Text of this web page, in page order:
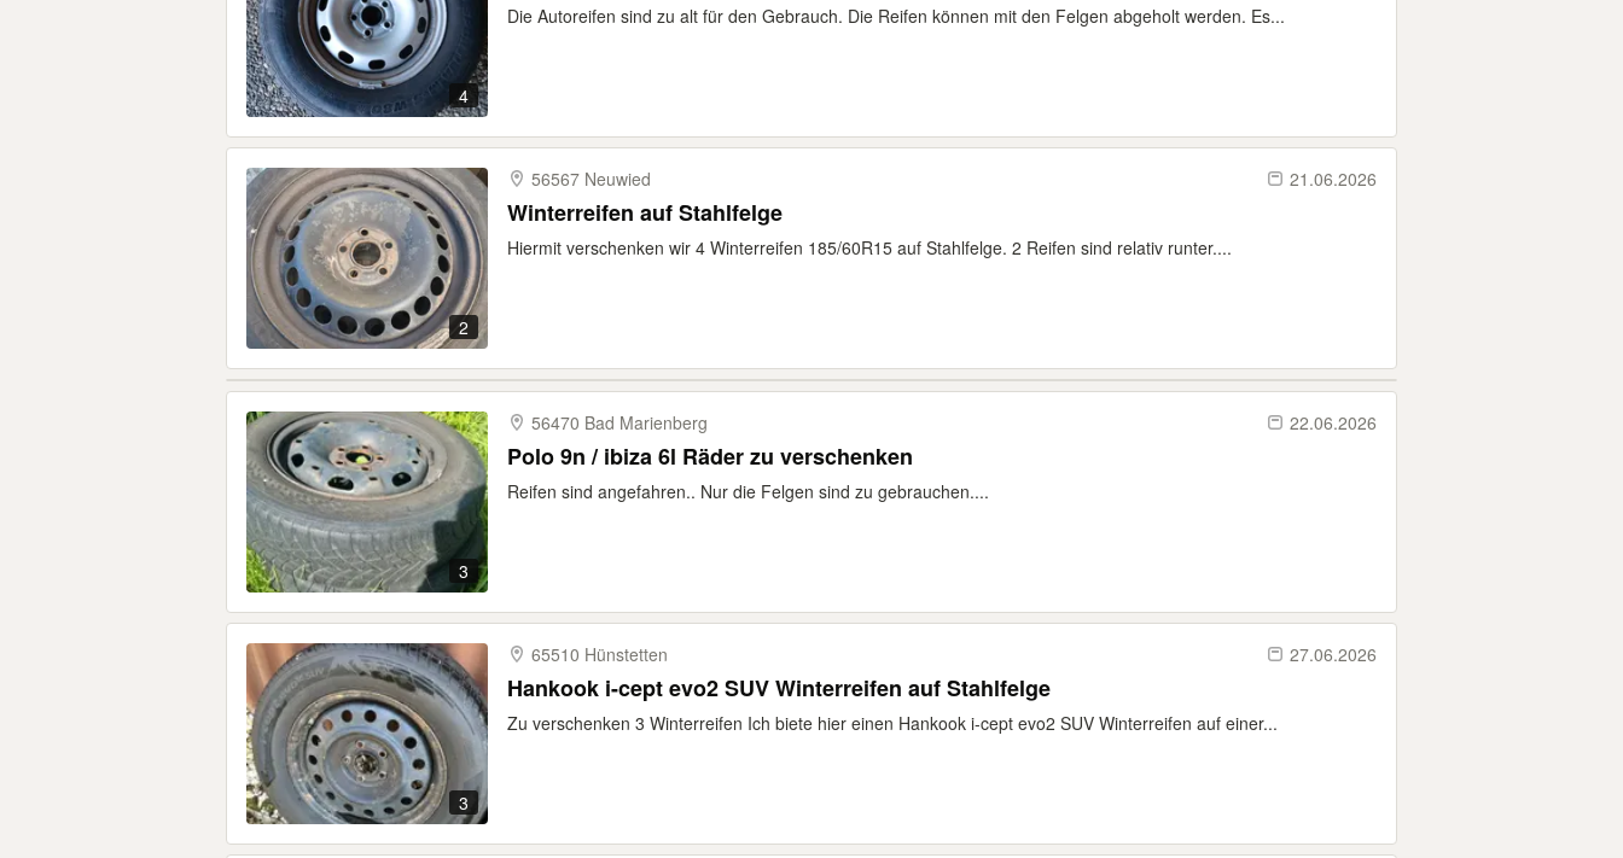
4
Die Autoreifen sind zu alt für den Gebrauch. Die Reifen können mit den Felgen abgeholt werden. Es...
2
56567 Neuwied 21.06.2026
Winterreifen auf Stahlfelge
Hiermit verschenken wir 4 Winterreifen 185/60R15 auf Stahlfelge. 2 Reifen sind relativ runter....
3
56470 Bad Marienberg 22.06.2026
Polo 9n / ibiza 6l Räder zu verschenken
Reifen sind angefahren.. Nur die Felgen sind zu gebrauchen....
3
65510 Hünstetten 27.06.2026
Hankook i-cept evo2 SUV Winterreifen auf Stahlfelge
Zu verschenken 3 Winterreifen Ich biete hier einen Hankook i-cept evo2 SUV Winterreifen auf einer...